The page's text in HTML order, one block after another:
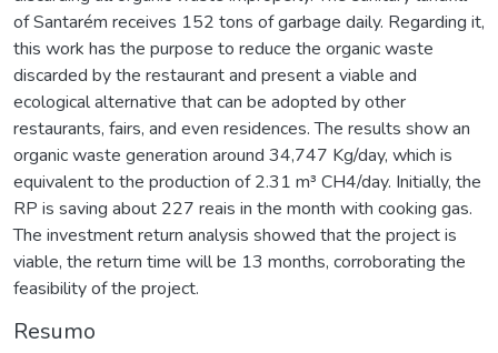
of Santarém receives 152 tons of garbage daily. Regarding it,
this work has the purpose to reduce the organic waste
discarded by the restaurant and present a viable and
ecological alternative that can be adopted by other
restaurants, fairs, and even residences. The results show an
organic waste generation around 34,747 Kg/day, which is
equivalent to the production of 2.31 m³ CH4/day. Initially, the
RP is saving about 227 reais in the month with cooking gas.
The investment return analysis showed that the project is
viable, the return time will be 13 months, corroborating the
feasibility of the project.
Resumo